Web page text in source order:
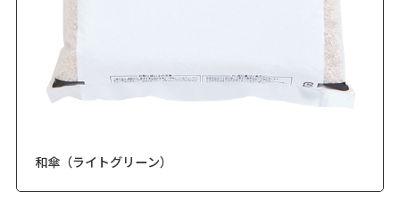
和傘（ライトグリーン）